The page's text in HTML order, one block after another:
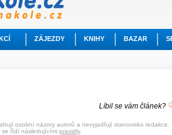
ZÁJEZDY KNIHY BAZAR
Líbil se vám článek?
osobní názory autorů a nevyjadřují stanovisko redakce.
se řídí následujícími pravidly.